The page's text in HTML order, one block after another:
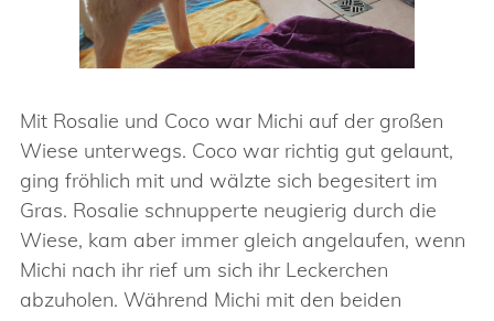
Mit Rosalie und Coco war Michi auf der großen
Wiese unterwegs. Coco war richtig gut gelaunt,
ging fröhlich mit und wälzte sich begesitert im
Gras. Rosalie schnupperte neugierig durch die
Wiese, kam aber immer gleich angelaufen, wenn
Michi nach ihr rief um sich ihr Leckerchen
abzuholen. Während Michi mit den beiden